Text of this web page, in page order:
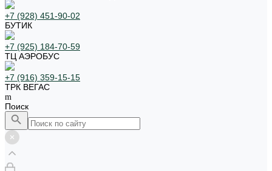
+7 (928) 451-90-02
БУТИК
+7 (925) 184-70-59
ТЦ АЭРОБУС
+7 (916) 359-15-15
ТРК ВЕГАС
Поиск